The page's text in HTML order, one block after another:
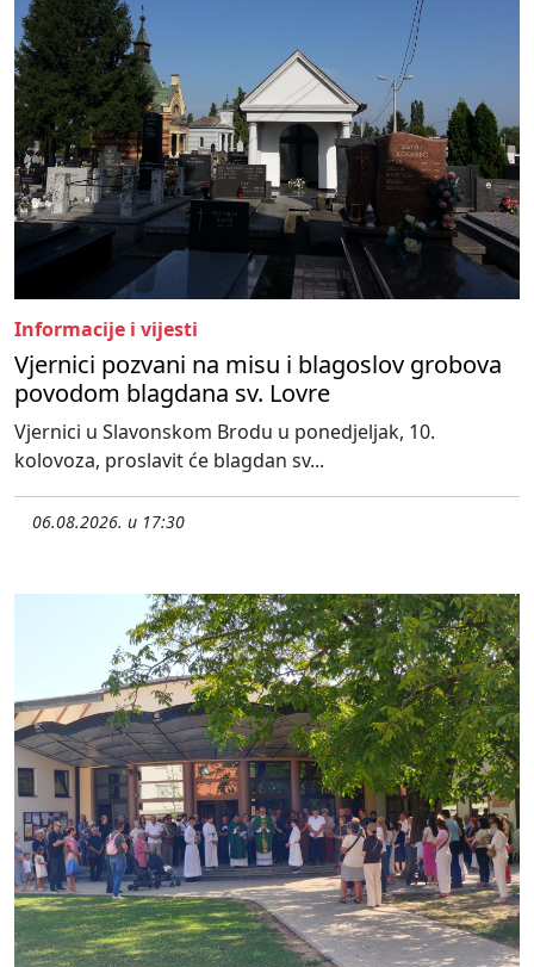
Informacije i vijesti
Vjernici pozvani na misu i blagoslov grobova
povodom blagdana sv. Lovre
Vjernici u Slavonskom Brodu u ponedjeljak, 10.
kolovoza, proslavit će blagdan sv...
06.08.2026. u 17:30